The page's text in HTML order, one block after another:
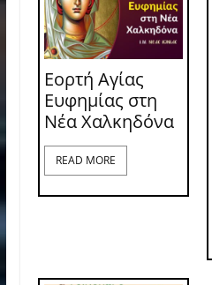
Εορτή Αγίας
Ευφημίας στη
Νέα Χαλκηδόνα
READ MORE